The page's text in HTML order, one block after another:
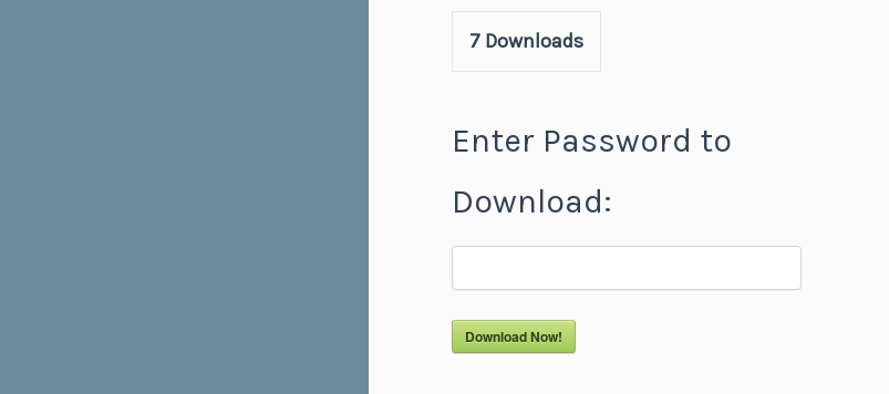
7Downloads
Enter Password to
Download:
Download Now!